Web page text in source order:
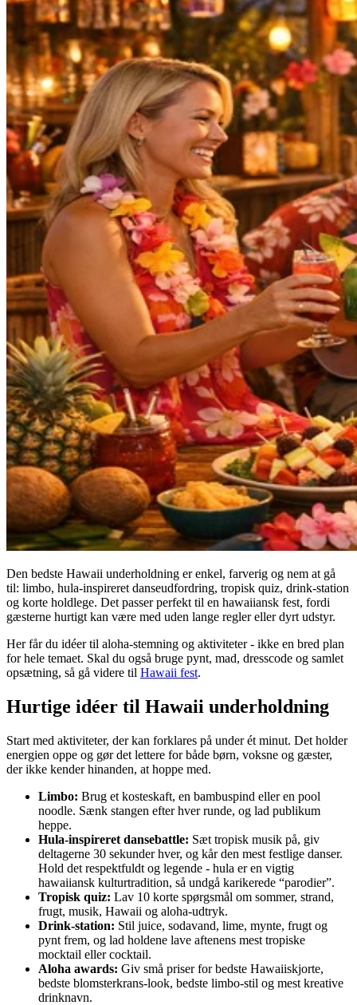
Den bedste Hawaii underholdning er enkel, farverig og nem at gå
til: limbo, hula-inspireret danseudfordring, tropisk quiz, drink-station
og korte holdlege. Det passer perfekt til en hawaiiansk fest, fordi
gæsterne hurtigt kan være med uden lange regler eller dyrt udstyr.
Her får du idéer til aloha-stemning og aktiviteter - ikke en bred plan
for hele temaet. Skal du også bruge pynt, mad, dresscode og samlet
opsætning, så gå videre til Hawaii fest.
Hurtige idéer til Hawaii underholdning
Start med aktiviteter, der kan forklares på under ét minut. Det holder
energien oppe og gør det lettere for både børn, voksne og gæster,
der ikke kender hinanden, at hoppe med.
Limbo: Brug et kosteskaft, en bambuspind eller en pool
noodle. Sænk stangen efter hver runde, og lad publikum
heppe.
Hula-inspireret dansebattle: Sæt tropisk musik på, giv
deltagerne 30 sekunder hver, og kår den mest festlige danser.
Hold det respektfuldt og legende - hula er en vigtig
hawaiiansk kulturtradition, så undgå karikerede “parodier”.
Tropisk quiz: Lav 10 korte spørgsmål om sommer, strand,
frugt, musik, Hawaii og aloha-udtryk.
Drink-station: Stil juice, sodavand, lime, mynte, frugt og
pynt frem, og lad holdene lave aftenens mest tropiske
mocktail eller cocktail.
Aloha awards: Giv små priser for bedste Hawaiiskjorte,
bedste blomsterkrans-look, bedste limbo-stil og mest kreative
drinknavn.